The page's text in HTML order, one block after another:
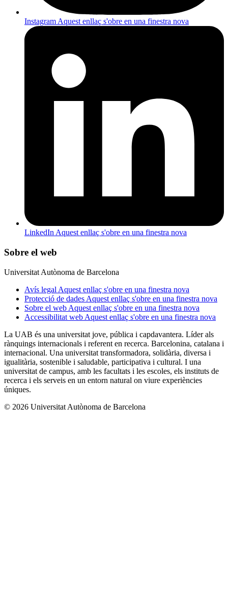
InstagramAquest enllaç s'obre en una finestra nova
LinkedInAquest enllaç s'obre en una finestra nova
Sobre el web
Universitat Autònoma de Barcelona
Avís legal Aquest enllaç s'obre en una finestra nova
Protecció de dades Aquest enllaç s'obre en una finestra nova
Sobre el web Aquest enllaç s'obre en una finestra nova
Accessibilitat web Aquest enllaç s'obre en una finestra nova
La UAB és una universitat jove, pública i capdavantera. Líder als
rànquings internacionals i referent en recerca. Barcelonina, catalana i
internacional. Una universitat transformadora, solidària, diversa i
igualitària, sostenible i saludable, participativa i cultural. I una
universitat de campus, amb les facultats i les escoles, els instituts de
recerca i els serveis en un entorn natural on viure experiències
úniques.
© 2026 Universitat Autònoma de Barcelona